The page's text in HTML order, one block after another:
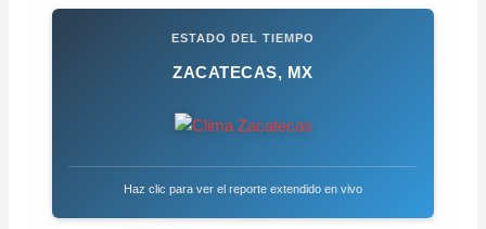
ESTADO DEL TIEMPO
ZACATECAS, MX
Haz clic para ver el reporte extendido en vivo